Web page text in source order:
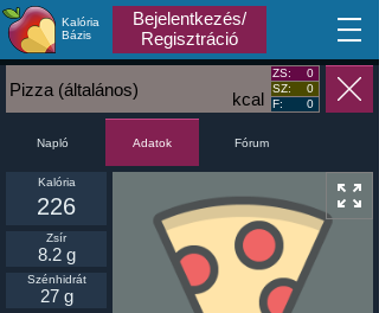
Kalória
Bázis
Bejelentkezés/
Regisztráció
MA
kcal
Pizza (általános)
ZS:
0
SZ:
0
F:
0
Napló Adatok Fórum
Kalória
226
Zsír
8.2 g
Szénhidrát
27 g